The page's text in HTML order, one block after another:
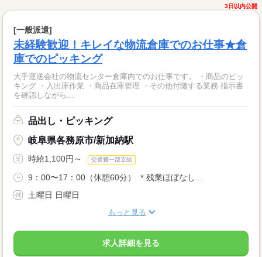
3日以内公開
[一般派遣]
未経験歓迎！キレイな物流倉庫でのお仕事★倉
庫でのピッキング
大手運送会社の物流センター倉庫内でのお仕事です。 ・商品のピッ
キング ・入出庫作業 ・商品在庫管理 ・その他付随する業務 指示書
を確認しながら...
品出し・ピッキング
岐阜県各務原市/新加納駅
時給1,100円～ 交通費一部支給
9：00〜17：00（休憩60分） ＊残業ほぼなし...
土曜日 日曜日
もっと見る
求人詳細を見る